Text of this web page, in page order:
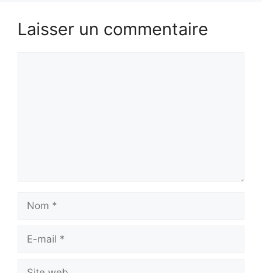
Laisser un commentaire
mail